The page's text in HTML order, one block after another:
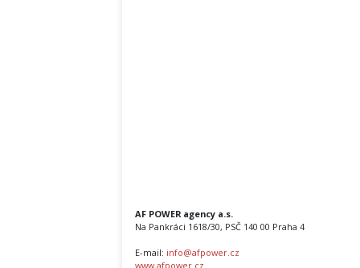
AF POWER agency a.s.
Na Pankráci 1618/30, PSČ 140 00 Praha 4
E-mail: info@afpower.cz
www.afpower.cz